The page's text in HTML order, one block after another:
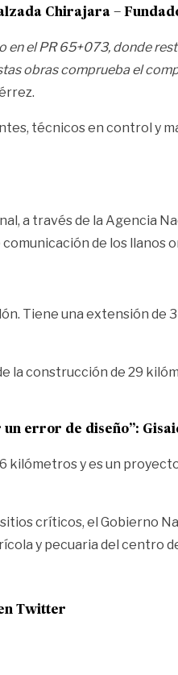
Chirajara –
en el PR 65+073, donde
obras comprueba el
técnicos en control y
a través de la Agencia
de los llanos
Tiene una extensión
la construcción de 29
un error de diseño”:
kilómetros y es un
críticos, el Gobierno
y pecuaria del centro
Twitter